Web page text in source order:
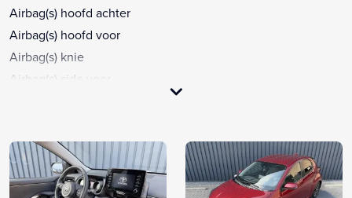
Airbag(s) hoofd achter
Airbag(s) hoofd voor
Airbag(s) knie
Airbag(s) side voor
Airco automatisch
Alarm klasse 1(startblokkering)
Anti Blokkeer Systeem